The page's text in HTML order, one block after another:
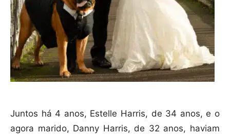
Juntos há 4 anos, Estelle Harris, de 34 anos, e o
agora marido, Danny Harris, de 32 anos, haviam